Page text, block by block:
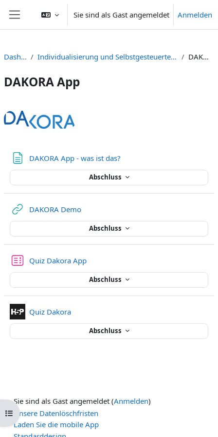
Website-Übersicht
Sie sind als Gast angemeldet Anmelden
Kursindex öffnen
Dashboard Individualisierung und Selbstgesteuertes Lernen digital unterstützen DAKORA App
DAKORA App
Abschnittsübersicht
DAKORA App - was ist das?
Abschluss
DAKORA DemoLink/URL
Abschluss
Quiz Dakora AppTest
Abschluss
Quiz DakoraInteraktiver Inhalt
Abschluss
Sie sind als Gast angemeldet (Anmelden)
Unsere Datenlöschfristen
Laden Sie die mobile App